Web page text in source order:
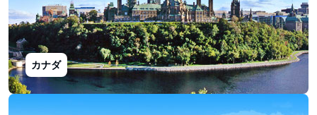
カナダ